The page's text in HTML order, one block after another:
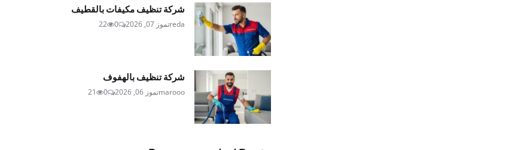
شركة تنظيف مكيفات بالقطيف
redaتموز 07, 2026 0
22
شركة تنظيف بالهفوف
maroooتموز 06, 2026 0
21